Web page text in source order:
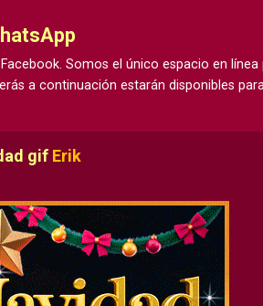
Somos el único espacio en
a continuación estarán disponibles
gif Erik